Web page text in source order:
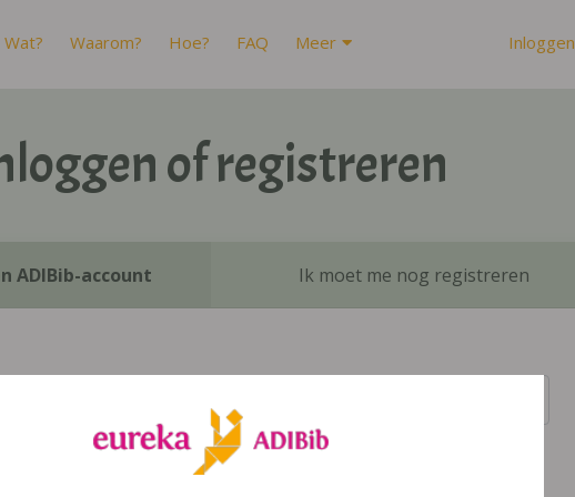
Wat? Waarom? Hoe? FAQ Meer Inloggen
of registreren
ADIBib-account Ik moet me nog registreren
Inloggen